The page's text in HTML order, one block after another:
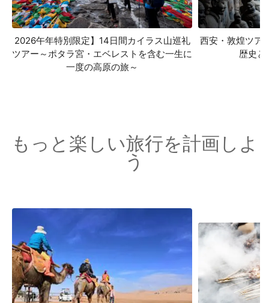
2026午年特別限定】14日間カイラス山巡礼
ツアー～ポタラ宮・エベレストを含む一生に
一度の高原の旅～
西安・敦煌ツア
歴史と
もっと楽しい旅行を計画しよ
う